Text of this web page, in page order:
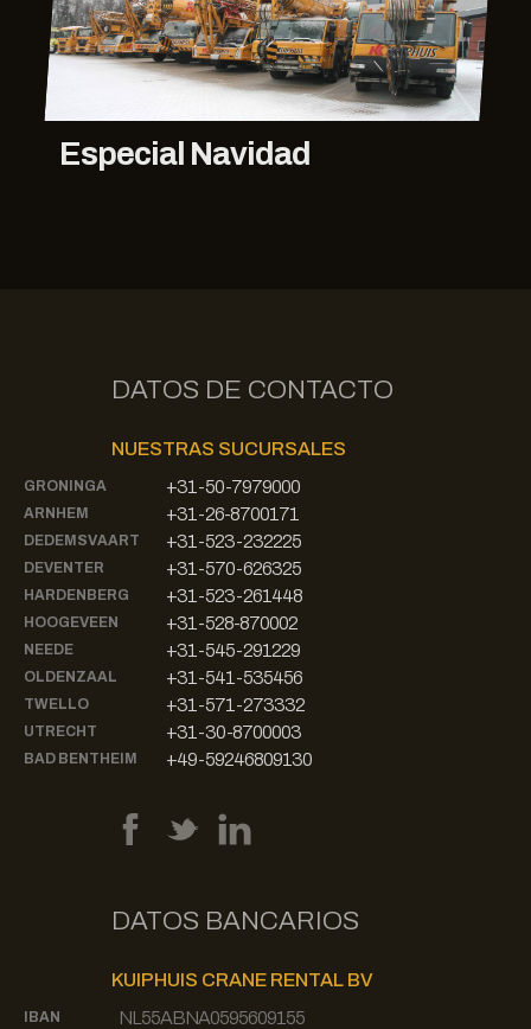
Especial Navidad
DATOS DE CONTACTO
NUESTRAS SUCURSALES
GRONINGA +31-50-7979000
ARNHEM +31-26-8700171
DEDEMSVAART +31-523-232225
DEVENTER +31-570-626325
HARDENBERG +31-523-261448
HOOGEVEEN +31-528-870002
NEEDE +31-545-291229
OLDENZAAL +31-541-535456
TWELLO +31-571-273332
UTRECHT +31-30-8700003
BAD BENTHEIM +49-59246809130
DATOS BANCARIOS
KUIPHUIS CRANE RENTAL BV
IBAN NL55ABNA0595609155